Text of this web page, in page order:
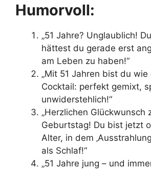
Humorvoll:
„51 Jahre? Unglaublich!
hättest du gerade erst
am Leben zu haben!“
„Mit 51 Jahren bist du
Cocktail: perfekt gemixt,
unwiderstehlich!“
„Herzlichen Glückwunsch
Geburtstag! Du bist jetzt
Alter, in dem
als Schlaf!“
„51 Jahre jung – und